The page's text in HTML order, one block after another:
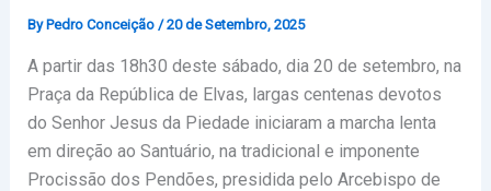
By Pedro Conceição /20 de Setembro, 2025
A partir das 18h30 deste sábado, dia 20 de setembro, na
Praça da República de Elvas, largas centenas devotos
do Senhor Jesus da Piedade iniciaram a marcha lenta
em direção ao Santuário, na tradicional e imponente
Procissão dos Pendões, presidida pelo Arcebispo de